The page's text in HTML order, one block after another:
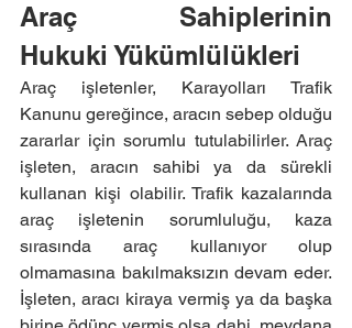
Araç Sahiplerinin
Hukuki Yükümlülükleri
Araç işletenler, Karayolları Trafik
Kanunu gereğince, aracın sebep olduğu
zararlar için sorumlu tutulabilirler. Araç
işleten, aracın sahibi ya da sürekli
kullanan kişi olabilir. Trafik kazalarında
araç işletenin sorumluluğu, kaza
sırasında araç kullanıyor olup
olmamasına bakılmaksızın devam eder.
İşleten, aracı kiraya vermiş ya da başka